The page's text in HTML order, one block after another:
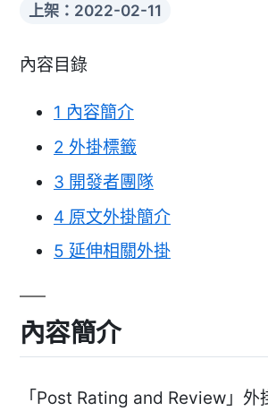
上架：2022-02-11
內容目錄
1 內容簡介
2 外掛標籤
3 開發者團隊
4 原文外掛簡介
5 延伸相關外掛
內容簡介
「Post Rating and Review」外